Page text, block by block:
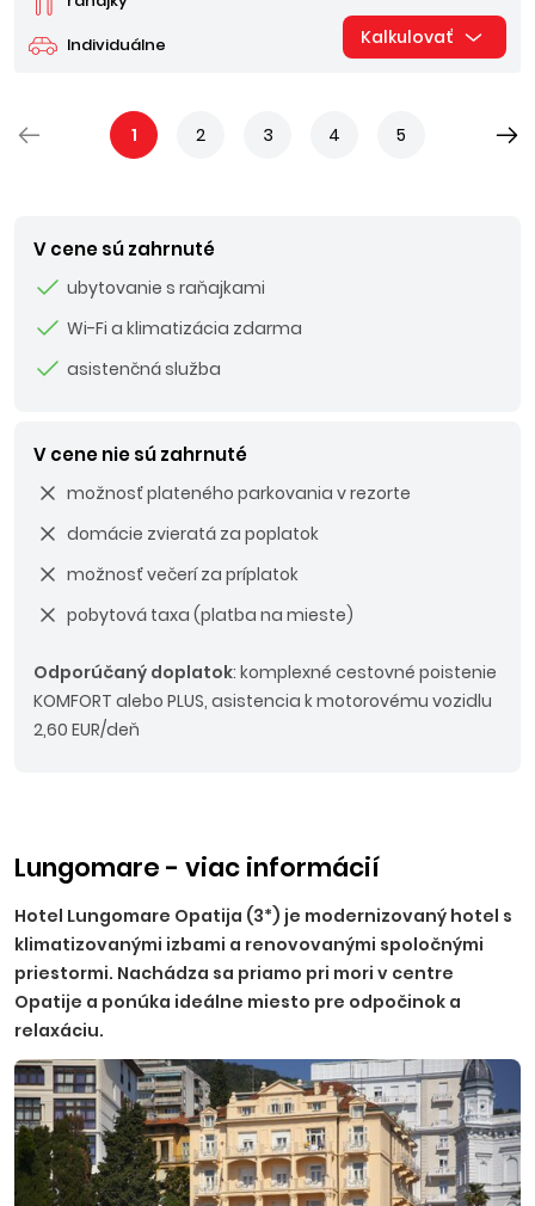
Individuálne Kalkulovať
1 2 3 4 5
V cene sú zahrnuté
ubytovanie s raňajkami
Wi-Fi a klimatizácia zdarma
asistenčná služba
V cene nie sú zahrnuté
možnosť plateného parkovania v rezorte
domácie zvieratá za poplatok
možnosť večerí za príplatok
pobytová taxa (platba na mieste)
Odporúčaný doplatok: komplexné cestovné poistenie
KOMFORT alebo PLUS, asistencia k motorovému vozidlu
2,60 EUR/deň
Lungomare - viac informácií
Hotel Lungomare Opatija (3*) je modernizovaný hotel s
klimatizovanými izbami a renovovanými spoločnými
priestormi. Nachádza sa priamo pri mori v centre
Opatije a ponúka ideálne miesto pre odpočinok a
relaxáciu.